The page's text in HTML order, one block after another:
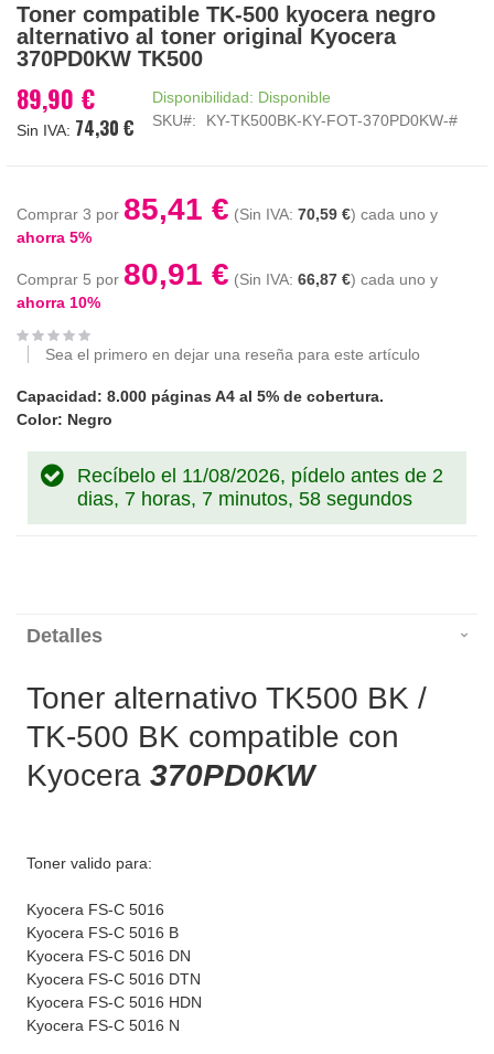
al
comienzo
de
galería
de
Toner compatible TK-500 kyocera negro
alternativo al toner original Kyocera
370PD0KW TK500
89,90 €
74,30 €
Disponibilidad: Disponible
SKU
KY-TK500BK-KY-FOT-370PD0KW-#
Comprar 3 por 85,41 € 70,59 € cada uno y
ahorra 5%
Comprar 5 por 80,91 € 66,87 € cada uno y
ahorra 10%
Sea el primero en dejar una reseña para este artículo
Capacidad: 8.000 páginas A4 al 5% de cobertura.
Color: Negro
Recíbelo el 11/08/2026, pídelo antes de 2
dias, 7 horas, 7 minutos, 58 segundos
Detalles
Toner alternativo TK500 BK /
TK-500 BK compatible con
Kyocera 370PD0KW
Toner valido para:
Kyocera FS-C 5016
Kyocera FS-C 5016 B
Kyocera FS-C 5016 DN
Kyocera FS-C 5016 DTN
Kyocera FS-C 5016 HDN
Kyocera FS-C 5016 N